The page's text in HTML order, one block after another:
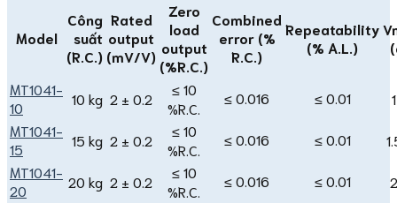
Model
Công
suất
(R.C.)
Rated
output
(mV/V)
Zero
load
output
(%R.C.)
Combined
error (%
R.C.)
Repeatability
(% A.L.)
MT1041-
10
10 kg 2 ± 0.2
≤ 10
%R.C.
≤ 0.016 ≤ 0.01
MT1041-
15
15 kg 2 ± 0.2
≤ 10
%R.C.
≤ 0.016 ≤ 0.01
MT1041-
20
20 kg 2 ± 0.2
≤ 10
%R.C.
≤ 0.016 ≤ 0.01